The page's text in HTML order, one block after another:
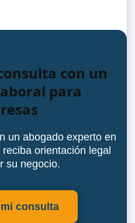
con un
para
un abogado experto en
orientación legal
su negocio.
consulta